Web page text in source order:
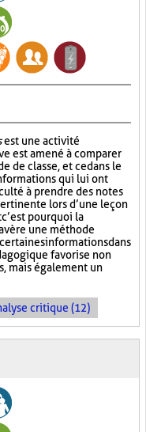
est une activité
est amené à comparer
de classe, et ce dans le
qui lui ont
à prendre des notes
lors d’une leçon
pourquoi la
une méthode
informations dans
favorise non
mais également un
critique (12)